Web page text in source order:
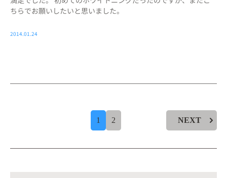
ちらでお願いしたいと思いました。
2014.01.24
1 2 NEXT